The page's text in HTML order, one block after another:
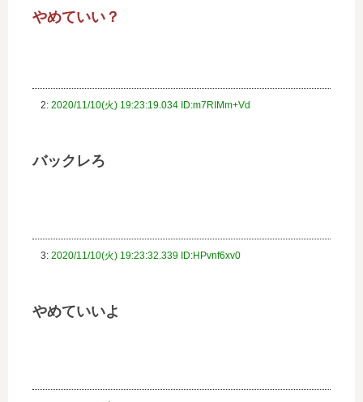
やめていい？
2: 2020/11/10(火) 19:23:19.034 ID:m7RIMm+Vd
バックレろ
3: 2020/11/10(火) 19:23:32.339 ID:HPvnf6xv0
やめていいよ